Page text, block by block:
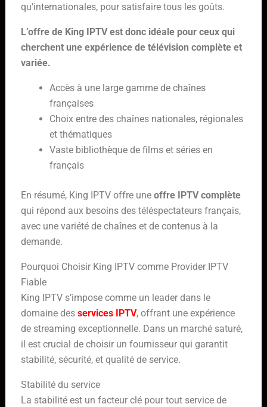
qu’internationales, pour satisfaire tous les goûts.
L’offre de King IPTV est donc idéale pour ceux qui
cherchent une expérience de télévision complète et
variée.
Accès à une large gamme de chaînes
françaises
Choix entre des chaînes nationales, régionales
et thématiques
Vaste bibliothèque de films et séries en
français
En résumé, King IPTV offre une offre IPTV complète
qui répond aux besoins des téléspectateurs français,
avec une variété de chaînes et de contenus à la
demande.
Pourquoi Choisir King IPTV comme Provider IPTV
Fiable
King IPTV s’impose comme un leader dans le
domaine desservices IPTV, offrant une expérience
de streaming exceptionnelle. Dans un marché saturé,
il est crucial de choisir un fournisseur qui garantit
stabilité, sécurité, et qualité de service.
Stabilité du service
La stabilité est un facteur clé pour tout service de